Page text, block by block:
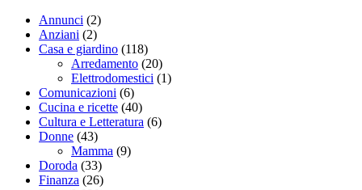
Annunci (2)
Anziani (2)
Casa e giardino (118)
Arredamento (20)
Elettrodomestici (1)
Comunicazioni (6)
Cucina e ricette (40)
Cultura e Letteratura (6)
Donne (43)
Mamma (9)
Doroda (33)
Finanza (26)